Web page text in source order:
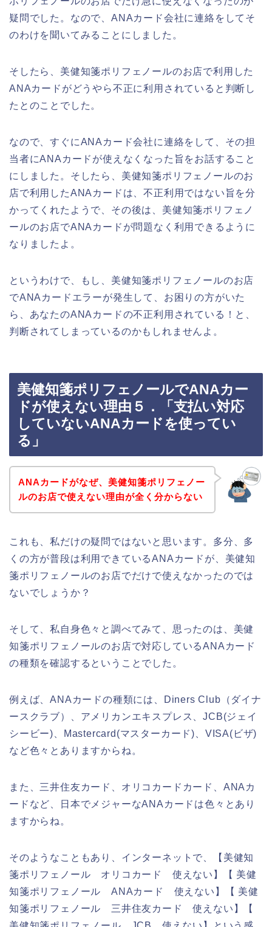
疑問でした。なので、ANAカード会社に連絡をしてそ
のわけを聞いてみることにしました。
そしたら、美健知箋ポリフェノールのお店で利用した
ANAカードがどうやら不正に利用されていると判断し
たとのことでした。
なので、すぐにANAカード会社に連絡をして、その担
当者にANAカードが使えなくなった旨をお話すること
にしました。そしたら、美健知箋ポリフェノールのお
店で利用したANAカードは、不正利用ではない旨を分
かってくれたようで、その後は、美健知箋ポリフェノ
ールのお店でANAカードが問題なく利用できるように
なりましたよ。
というわけで、もし、美健知箋ポリフェノールのお店
でANAカードエラーが発生して、お困りの方がいた
ら、あなたのANAカードの不正利用されている！と、
判断されてしまっているのかもしれませんよ。
美健知箋ポリフェノールでANAカー
ドが使えない理由５．「支払い対応
していないANAカードを使ってい
る」
ANAカードがなぜ、美健知箋ポリフェノー
ルのお店で使えない理由が全く分からない
これも、私だけの疑問ではないと思います。多分、多
くの方が普段は利用できているANAカードが、美健知
箋ポリフェノールのお店でだけで使えなかったのでは
ないでしょうか？
そして、私自身色々と調べてみて、思ったのは、美健
知箋ポリフェノールのお店で対応しているANAカード
の種類を確認するということでした。
例えば、ANAカードの種類には、Diners Club（ダイナ
ースクラブ）、アメリカンエキスプレス、JCB(ジェイ
シービー)、Mastercard(マスターカード)、VISA(ビザ)
など色々とありますからね。
また、三井住友カード、オリコカードカード、ANAカ
ードなど、日本でメジャーなANAカードは色々とあり
ますからね。
そのようなこともあり、インターネットで、【美健知
箋ポリフェノール オリコカード 使えない】【 美健
知箋ポリフェノール ANAカード 使えない】【 美健
知箋ポリフェノール 三井住友カード 使えない】【